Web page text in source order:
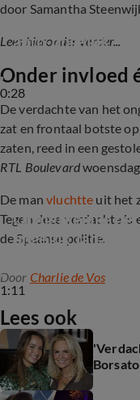
door Samantha
Lees hieronder verder...
0:28
Jada Borsato
auto-ongeluk
Onder invloed
De verdachte van het
zat en frontaal botste
zaten, reed in een
RTL Boulevard
De manvluchtte uit het
Tegen deze verdachte
de Spaanse politie.
1:11
Opmerkelijke
ongeluk Jada
Door Charlie de Vos
Lees ook